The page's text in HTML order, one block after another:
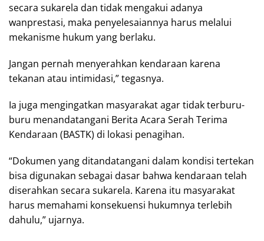
secara sukarela dan tidak mengakui adanya
wanprestasi, maka penyelesaiannya harus melalui
mekanisme hukum yang berlaku.
Jangan pernah menyerahkan kendaraan karena
tekanan atau intimidasi,” tegasnya.
Ia juga mengingatkan masyarakat agar tidak terburu-
buru menandatangani Berita Acara Serah Terima
Kendaraan (BASTK) di lokasi penagihan.
“Dokumen yang ditandatangani dalam kondisi tertekan
bisa digunakan sebagai dasar bahwa kendaraan telah
diserahkan secara sukarela. Karena itu masyarakat
harus memahami konsekuensi hukumnya terlebih
dahulu,” ujarnya.